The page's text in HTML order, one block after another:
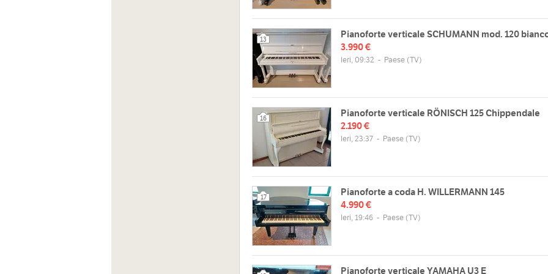
13
Pianoforte verticale SCHUMANN mod. 120
3.990 €
Ieri, 09:32 - Paese (TV)
16
Pianoforte verticale RÖNISCH 125 Chippendale
2.190 €
Ieri, 23:37 - Paese (TV)
17
Pianoforte a coda H. WILLERMANN 145
4.990 €
Ieri, 19:46 - Paese (TV)
Pianoforte verticale YAMAHA U3 E